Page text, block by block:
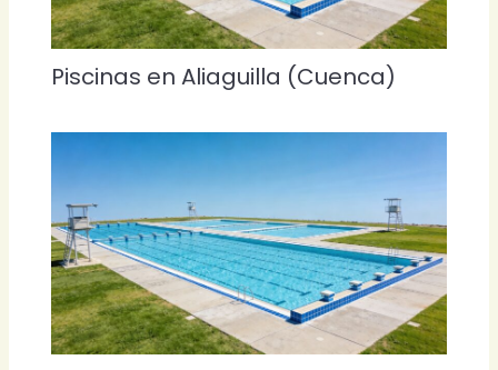
Piscinas en Aliaguilla (Cuenca)